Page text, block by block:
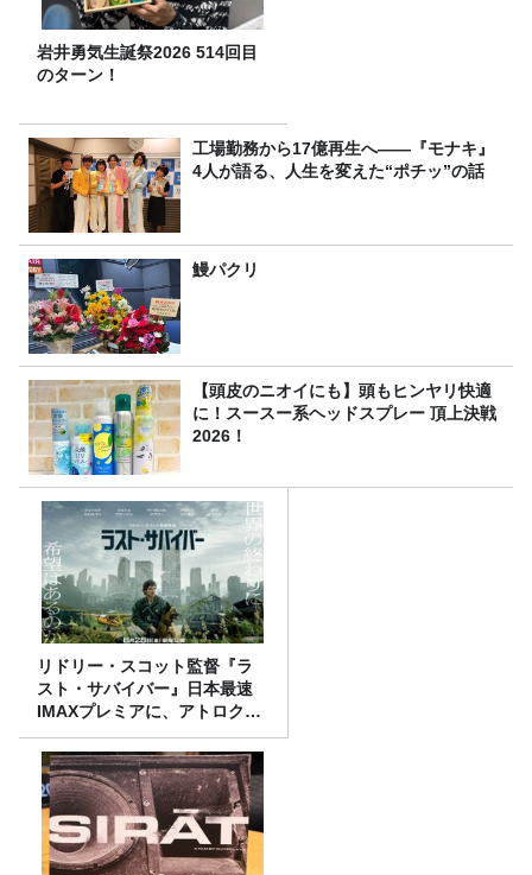
岩井勇気生誕祭2026 514回目
のターン！
工場勤務から17億再生へ——『モナキ』
4人が語る、人生を変えた“ポチッ”の話
鰻パクリ
【頭皮のニオイにも】頭もヒンヤリ快適
に！スースー系ヘッドスプレー 頂上決戦
2026！
リドリー・スコット監督『ラ
スト・サバイバー』日本最速
IMAXプレミアに、アトロクリ
スナー60名をご招待！